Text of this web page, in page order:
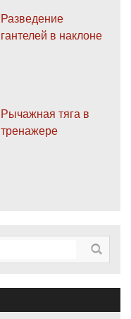
Разведение
гантелей в наклоне
Рычажная тяга в
тренажере